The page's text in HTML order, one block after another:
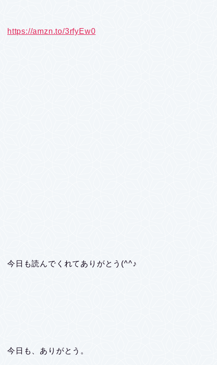
https://amzn.to/3rfyEw0
今日も読んでくれてありがとう(^^♪
今日も、ありがとう。